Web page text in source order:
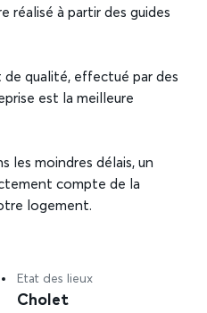
réalisé à partir des guides
qualité, effectué par des
est la meilleure
les moindres délais, un
compte de la
logement.
Etat des lieux
Cholet